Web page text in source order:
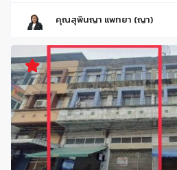
คุณสุพินญา แพทยา (ญา)